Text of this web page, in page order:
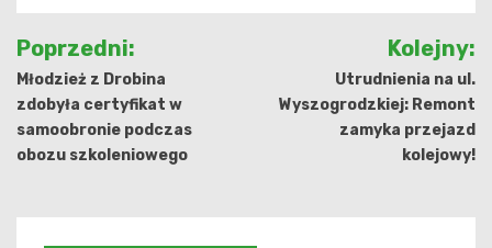
Nawigacja
wpisu
Poprzedni:
Młodzież z Drobina
zdobyła certyfikat w
samoobronie podczas
obozu szkoleniowego
Kolejny:
Utrudnienia na ul.
Wyszogrodzkiej: Remont
zamyka przejazd
kolejowy!